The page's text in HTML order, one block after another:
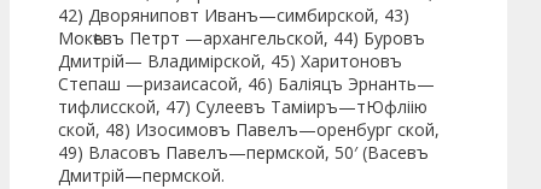
42) Дворяниповт Иванъ—симбирской, 43)
Мокѣевъ Петрт —архангельской, 44) Буровъ
Дмитрій— Владимірской, 45) Харитоновъ
Степаш —ризаисасой, 46) Баліяцъ Эрнанть—
тифлисской, 47) Сулеевъ Таміиръ—тЮфліію
ской, 48) Изосимовъ Павелъ—оренбург ской,
49) Власовъ Павелъ—пермской, 50′ (Васевъ
Дмитрій—пермской.